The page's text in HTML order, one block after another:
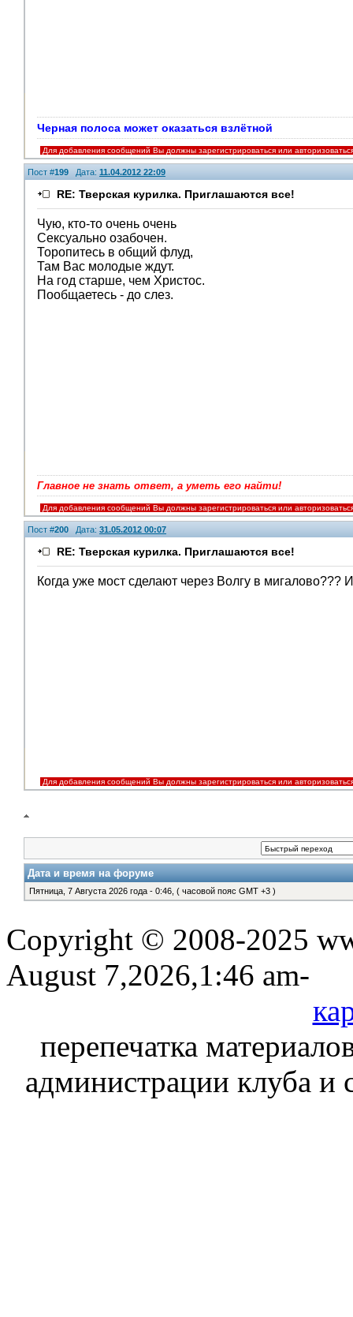
Черная полоса может оказаться взлётной
Для добавления сообщений Вы должны зарегистрироваться или
Пост #199 Дата: 11.04.2012 22:09
RE: Тверская курилка. Приглашаются все!
Чую, кто-то очень очень
Сексуально озабочен.
Торопитесь в общий флуд,
Там Вас молодые ждут.
На год старше, чем Христос.
Пообщаетесь - до слез.
Главное не знать ответ, а уметь его найти!
Для добавления сообщений Вы должны зарегистрироваться или
Пост #200 Дата: 31.05.2012 00:07
RE: Тверская курилка. Приглашаются все!
Когда уже мост сделают через Волгу в мигалово???
Для добавления сообщений Вы должны зарегистрироваться или
Дата и время на форуме
Пятница, 7 Августа 2026 года - 0:46, ( часовой пояс GMT +3 )
Copyright © 2008-2025
August 7,2026,1:46 am-
перепечатка
администрации клуба и